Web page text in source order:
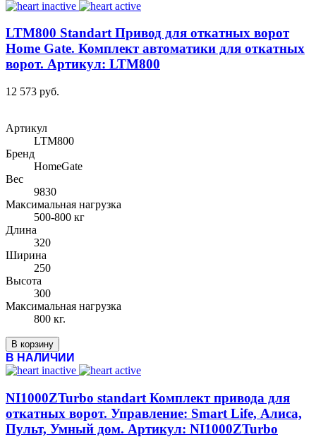
LTM800 Standart Привод для откатных ворот
Home Gate. Комплект автоматики для откатных
ворот. Артикул: LTM800
12 573 руб.
Артикул
LTM800
Бренд
HomeGate
Вес
9830
Максимальная нагрузка
500-800 кг
Длина
320
Ширина
250
Высота
300
Максимальная нагрузка
800 кг.
В корзину
В НАЛИЧИИ
NI1000ZTurbo standart Комплект привода для
откатных ворот. Управление: Smart Life, Алиса,
Пульт, Умный дом. Артикул: NI1000ZTurbo